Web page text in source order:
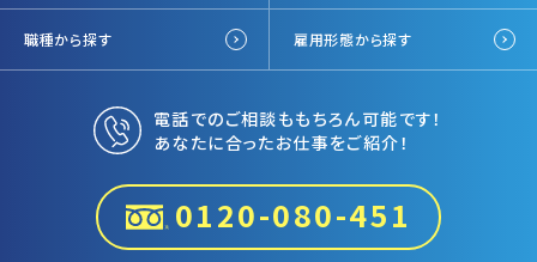
職種から探す 雇用形態から探す
電話でのご相談ももちろん可能です！
あなたに合ったお仕事をご紹介！
0120-080-451